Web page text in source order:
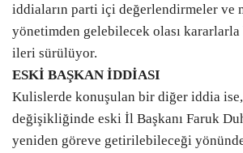
iddiaların parti içi değerlendirmeler ve
yönetimden gelebilecek olası kararlarla
ileri sürülüyor.
ESKİ BAŞKAN İDDİASI
Kulislerde konuşulan bir diğer iddia
değişikliğinde eski İl Başkanı Faruk
yeniden göreve getirilebileceği